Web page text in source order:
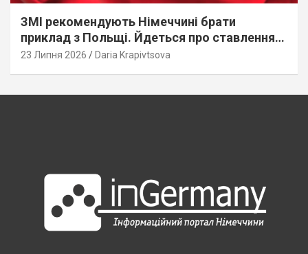
ЗМІ рекомендують Німеччині брати
приклад з Польщі. Йдеться про ставлення
до українців
23 Липня 2026 Daria Krapivtsova